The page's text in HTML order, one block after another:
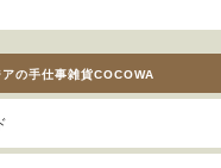
の手仕事雑貨COCOWA